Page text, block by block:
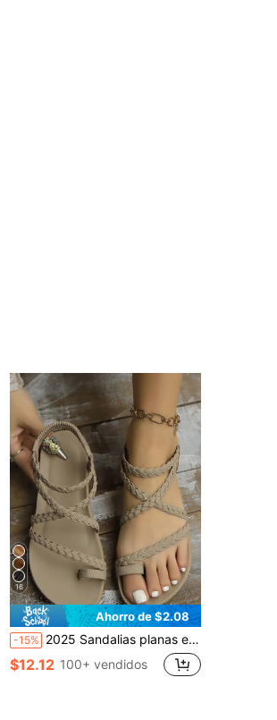
16
Ahorro de $2.08
-15% 2025 Sandalias planas elegantes y cómodas para la playa y el casual para mujer, talla grande, color caqui, zapatos de verano, chanclas
$12.12 100+ vendidos